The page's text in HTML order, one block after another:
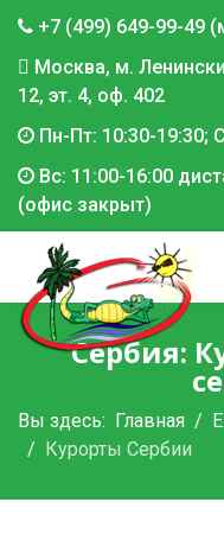
+7 (499) 649-99-49
Москва, м.
12, эт. 4, оф. 402
Пн-Пт: 10:30-19:30;
Вс: 11:00-16:00
(офис закрыт)
Сербия:
Вы здесь: Главная
Курорты Сербии